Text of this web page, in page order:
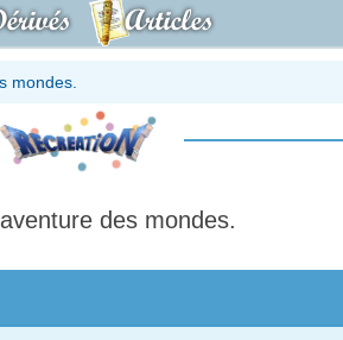
Articles
mondes.
des mondes.